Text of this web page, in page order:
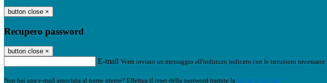
button close ×
Recupero password
button close ×
E-mail Verrà inviato un messaggio all'indirizzo indicato con le istruzioni necessarie.
Non hai una e-mail associata al nome utente? Effettua il reset della password tramite la Login Spaggiari